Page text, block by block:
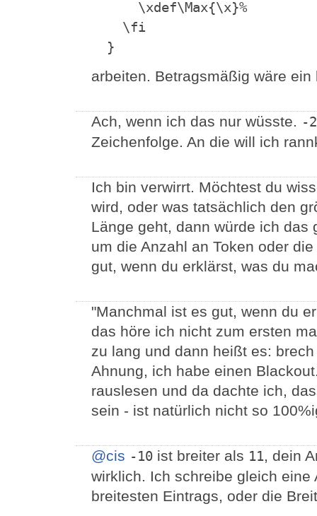
  }
arbeiten. Betragsmäßig wäre
Ach, wenn ich das nur wüsste. -
Zeichenfolge. An die will ich
Ich bin verwirrt. Möchtest du
wird, oder was tatsächlich den
Länge geht, dann würde ich das
um die Anzahl an Token oder
gut, wenn du erklärst, was du
"Manchmal ist es gut, wenn du
das höre ich nicht zum ersten
zu lang und dann heißt es:
Ahnung, ich habe einen
rauslesen und da dachte ich,
sein - ist natürlich nicht so
@cis -10 ist breiter als 11, dein
wirklich. Ich schreibe gleich
breitesten Eintrags, oder die